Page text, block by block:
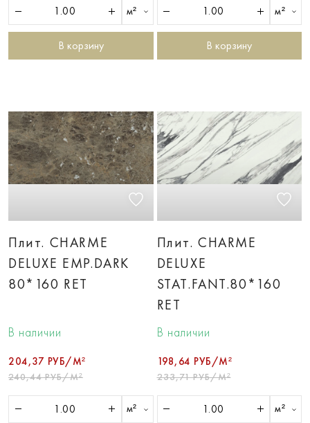
м²
В корзину
м²
В корзину
Плит. CHARME
DELUXE EMP.DARK
80*160 RET
В наличии
204,37 РУБ/М²
240,44 РУБ/М²
м²
Плит. CHARME
DELUXE
STAT.FANT.80*160
RET
В наличии
198,64 РУБ/М²
233,71 РУБ/М²
м²